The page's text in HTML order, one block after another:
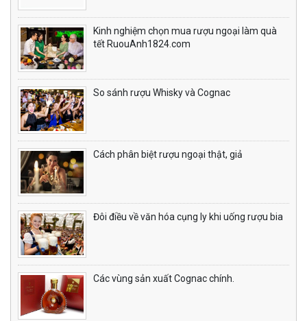
Kinh nghiệm chọn mua rượu ngoại làm quà
tết RuouAnh1824.com
So sánh rượu Whisky và Cognac
Cách phân biệt rượu ngoại thật, giả
Đôi điều về văn hóa cụng ly khi uống rượu bia
Các vùng sản xuất Cognac chính.